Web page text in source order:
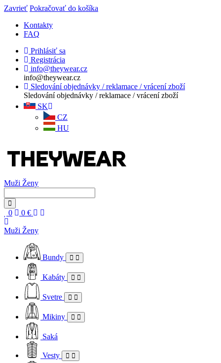
Zavrieť Pokračovať do košíka
Kontakty
FAQ
Prihlásiť sa
Registrácia
info@theywear.cz
info@theywear.cz
Sledování objednávky / reklamace / vrácení zboží
Sledování objednávky / reklamace / vrácení zboží
SK
CZ
HU
Muži Ženy
0 0 €
Muži Ženy
Bundy
Kabáty
Svetre
Mikiny
Saká
Vesty